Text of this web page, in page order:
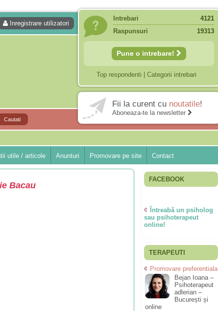
Inregistrare utilizatori
Intrebari
4121
Raspunsuri
19313
Pune o intrebare!
Top respondenti Categorii intrebari
Fii la curent cu noutatile!
Aboneaza-te la newsletter
utile / articole Anunturi Promovare pe site Contact
Bacau
FACEBOOK
Întreabă un psiholog
sau psihoterapeut
online!
TERAPEUTI
Promovare preferentiala
Bejan Ioana –
Psihoterapeut
adlerian –
București și
online